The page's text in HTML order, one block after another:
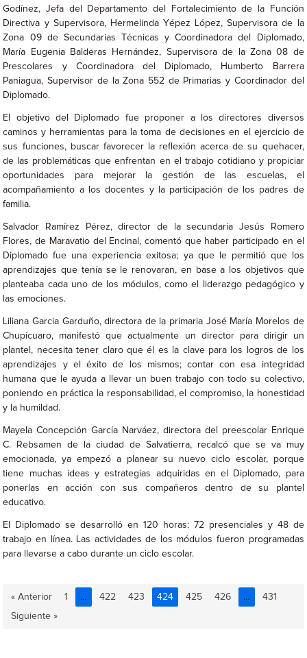
Godínez, Jefa del Departamento del Fortalecimiento de la Función
Directiva y Supervisora, Hermelinda Yépez López, Supervisora de la
Zona 09 de Secundarias Técnicas y Coordinadora del Diplomado,
María Eugenia Balderas Hernández, Supervisora de la Zona 08 de
Prescolares y Coordinadora del Diplomado, Humberto Barrera
Paniagua, Supervisor de la Zona 552 de Primarias y Coordinador del
Diplomado.
El objetivo del Diplomado fue proponer a los directores diversos
caminos y herramientas para la toma de decisiones en el ejercicio de
sus funciones, buscar favorecer la reflexión acerca de su quehacer,
de las problemáticas que enfrentan en el trabajo cotidiano y propiciar
oportunidades para mejorar la gestión de las escuelas, el
acompañamiento a los docentes y la participación de los padres de
familia.
Salvador Ramírez Pérez, director de la secundaria Jesús Romero
Flores, de Maravatio del Encinal, comentó que haber participado en el
Diplomado fue una experiencia exitosa; ya que le permitió que los
aprendizajes que tenía se le renovaran, en base a los objetivos que
planteaba cada uno de los módulos, como el liderazgo pedagógico y
las emociones.
Liliana Garcia Garduño, directora de la primaria José María Morelos de
Chupícuaro, manifestó que actualmente un director para dirigir un
plantel, necesita tener claro que él es la clave para los logros de los
aprendizajes y el éxito de los mismos; contar con esa integridad
humana que le ayuda a llevar un buen trabajo con todo su colectivo,
poniendo en práctica la responsabilidad, el compromiso, la honestidad
y la humildad.
Mayela Concepción García Narváez, directora del preescolar Enrique
C. Rebsamen de la ciudad de Salvatierra, recalcó que se va muy
emocionada, ya empezó a planear su nuevo ciclo escolar, porque
tiene muchas ideas y estrategias adquiridas en el Diplomado, para
ponerlas en acción con sus compañeros dentro de su plantel
educativo.
El Diplomado se desarrolló en 120 horas: 72 presenciales y 48 de
trabajo en línea. Las actividades de los módulos fueron programadas
para llevarse a cabo durante un ciclo escolar.
« Anterior 1 … 422 423 424 425 426 …
431
Siguiente »